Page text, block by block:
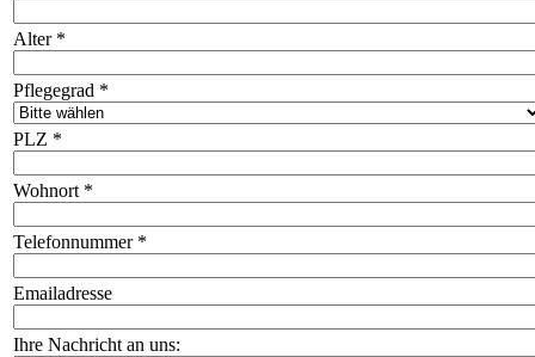
Alter *
Pflegegrad *
PLZ *
Wohnort *
Telefonnummer *
Emailadresse
Ihre Nachricht an uns: